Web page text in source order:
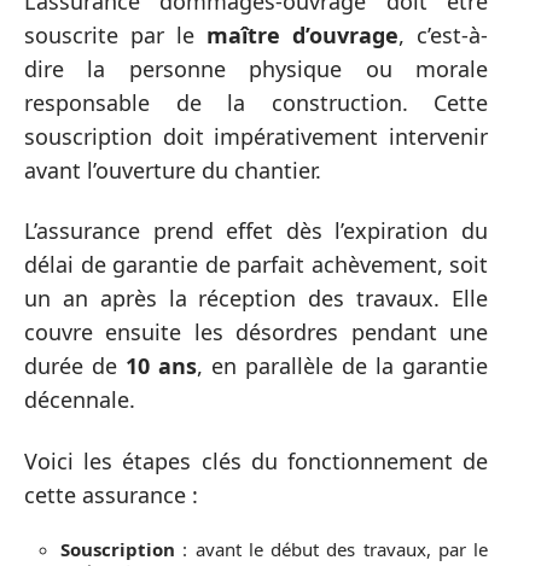
souscrite par le maître d’ouvrage, c’est-à-
dire la personne physique ou morale
responsable de la construction. Cette
souscription doit impérativement intervenir
avant l’ouverture du chantier.
L’assurance prend effet dès l’expiration du
délai de garantie de parfait achèvement, soit
un an après la réception des travaux. Elle
couvre ensuite les désordres pendant une
durée de 10 ans, en parallèle de la garantie
décennale.
Voici les étapes clés du fonctionnement de
cette assurance :
Souscription : avant le début des travaux, par le